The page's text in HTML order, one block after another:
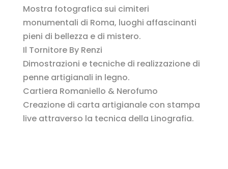
Mostra fotografica sui cimiteri
monumentali di Roma, luoghi affascinanti
pieni di bellezza e di mistero.
Il Tornitore By Renzi
Dimostrazioni e tecniche di realizzazione di
penne artigianali in legno.
Cartiera Romaniello & Nerofumo
Creazione di carta artigianale con stampa
live attraverso la tecnica della Linografia.